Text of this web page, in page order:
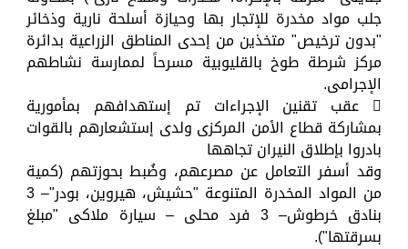
جلب مواد مخدرة للإتجار بها وحيازة أسلحة نارية وذخائر
"بدون ترخيص" متخذين من إحدى المناطق الزراعية بدائرة
مركز شرطة طوخ بالقليوبية مسرحاً لممارسة نشاطهم
الإجرامى.
 عقب تقنين الإجراءات تم إستهدافهم بمأمورية
بمشاركة قطاع الأمن المركزى ولدى إستشعارهم بالقوات
بادروا بإطلاق النيران تجاهها
وقد أسفر التعامل عن مصرعهم، وضُبط بحوزتهم (كمية
من المواد المخدرة المتنوعة "حشيش، هيروين، بودر"– 3
بنادق خرطوش– 3 فرد محلى – سيارة ملاكى "مبلغ
بسرقتها").